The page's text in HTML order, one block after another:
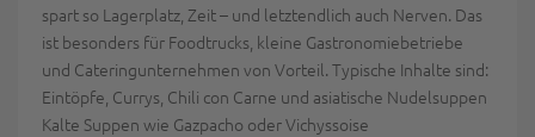
spart so Lagerplatz, Zeit – und letztendlich auch Nerven. Das
ist besonders für Foodtrucks, kleine Gastronomiebetriebe
und Cateringunternehmen von Vorteil. Typische Inhalte sind:
Eintöpfe, Currys, Chili con Carne und asiatische Nudelsuppen
Kalte Suppen wie Gazpacho oder Vichyssoise